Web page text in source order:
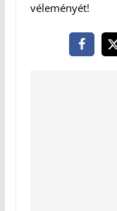
véleményét!